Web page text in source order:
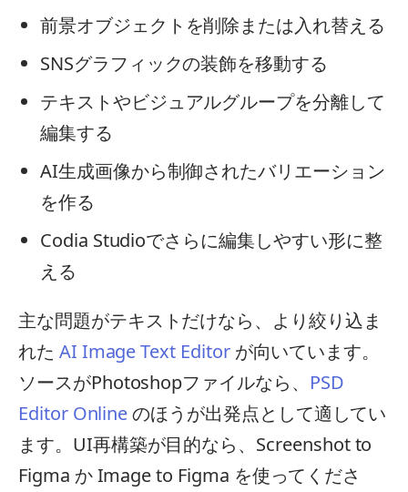
前景オブジェクトを削除または入れ替える
SNSグラフィックの装飾を移動する
テキストやビジュアルグループを分離して
編集する
AI生成画像から制御されたバリエーション
を作る
Codia Studioでさらに編集しやすい形に整
える
主な問題がテキストだけなら、より絞り込ま
れた AI Image Text Editorが向いています。
ソースがPhotoshopファイルなら、 PSD
Editor Onlineのほうが出発点として適してい
ます。UI再構築が目的なら、Screenshot to
Figma か Image to Figma を使ってくださ